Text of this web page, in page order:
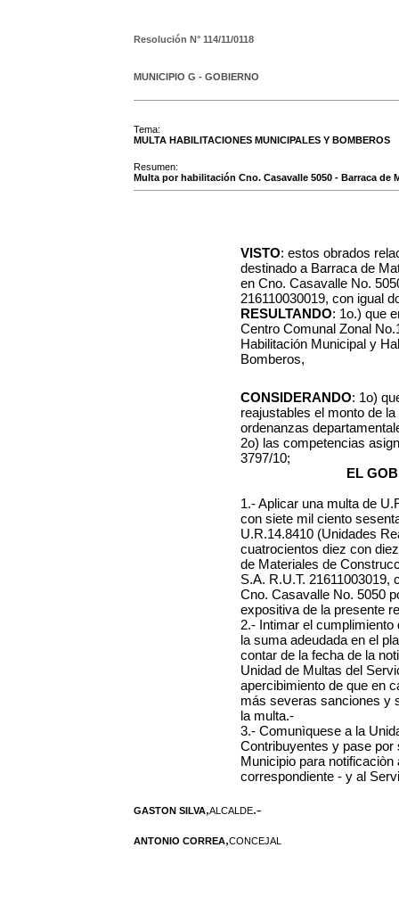
Resolución N° 114/11/0118
MUNICIPIO G - GOBIERNO
Tema:
MULTA HABILITACIONES MUNICIPALES Y BOMBEROS
Resumen:
Multa por habilitación Cno. Casavalle 5050 - Barraca de
VISTO: estos obrados
destinado a Barraca de
en Cno. Casavalle No.
216110030019, con igual
RESULTANDO: 1o.) que
Centro Comunal Zonal
Habilitación Municipal y
Bomberos,
CONSIDERANDO: 1o)
reajustables el monto de
ordenanzas
2o) las competencias
3797/10;
EL
1.- Aplicar una multa de
con siete mil ciento
U.R.14.8410 (Unidades
cuatrocientos diez con
de Materiales de
S.A. R.U.T. 21611003019,
Cno. Casavalle No. 5050
expositiva de la presente
2.- Intimar el
la suma adeudada en el
contar de la fecha de la
Unidad de Multas del
apercibimiento de que en
más severas sanciones y
la multa.-
3.- Comunìquese a la
Contribuyentes y pase
Municipio para
correspondiente - y al
GASTON SILVA,ALCALDE.-
ANTONIO CORREA,CONCEJAL